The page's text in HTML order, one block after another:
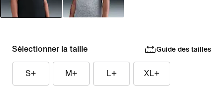
Sélectionner la taille Guide des tailles
S+ M+ L+ XL+